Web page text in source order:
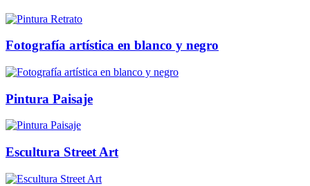
Fotografía artística en blanco y negro
Pintura Paisaje
Escultura Street Art